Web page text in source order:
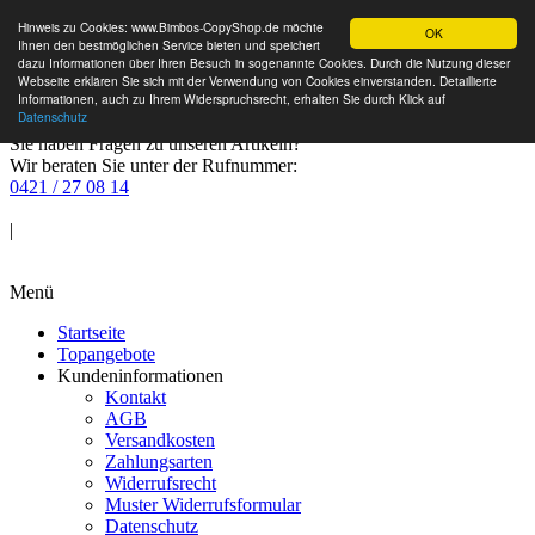
OK
Hinweis zu Cookies: www.Bimbos-CopyShop.de möchte
Ihnen den bestmöglichen Service bieten und speichert
dazu Informationen über Ihren Besuch in sogenannte Cookies. Durch die Nutzung dieser
Webseite erklären Sie sich mit der Verwendung von Cookies einverstanden. Detaillierte
Informationen, auch zu Ihrem Widerspruchsrecht, erhalten Sie durch Klick auf
Datenschutz
Sie haben Fragen zu unseren Artikeln?
Wir beraten Sie unter der Rufnummer:
0421 / 27 08 14
|
Menü
Startseite
Topangebote
Kundeninformationen
Kontakt
AGB
Versandkosten
Zahlungsarten
Widerrufsrecht
Muster Widerrufsformular
Datenschutz